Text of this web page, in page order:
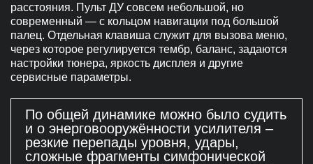
расстояния. Пульт ДУ совсем небольшой, но
современный — с кольцом навигации под большой
палец. Отдельная клавиша служит для вызова меню,
через которое регулируется тембр, баланс, задаются
настройки тюнера, яркость дисплея и другие
сервисные параметры.
По общей динамике можно было судить
и о энерговооружённости усилителя –
резкие перепады уровня, удары,
сложные фрагменты симфонической